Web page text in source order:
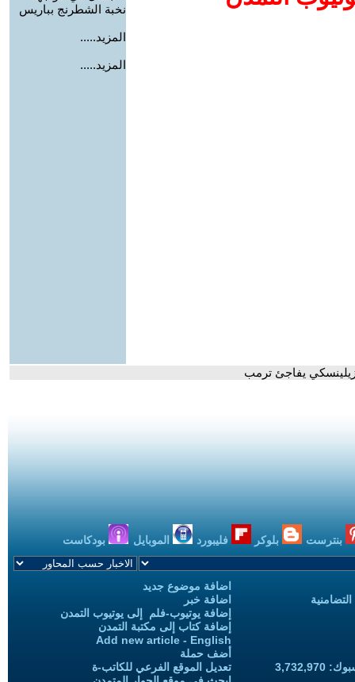
نخبة الشطرنج بباريس
المزيد.....
المزيد.....
يفاجئ ترمب
بنترست بلوكر فليبورد الموبايل بودكاست
اضافة موضوع جديد
اضافة خبر
إضافة يوتيوب-فلم إلى يوتيوب التمدن
إضافة كتاب إلى مكتبة التمدن
Add new article - English
أضف حملة
تعديل الموقع الفرعي للكاتب-ة